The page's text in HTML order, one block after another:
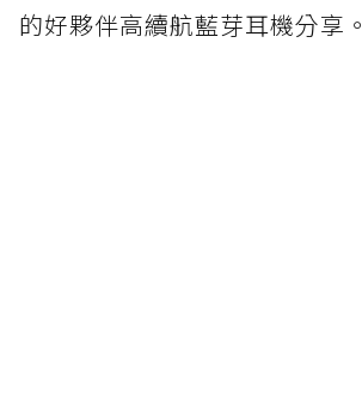
的好夥伴高續航藍芽耳機分享。